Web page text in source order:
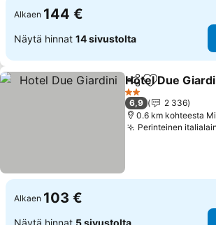
Alkaen 144 €
Näytä hinnat 14 sivustolta
Jaa Lisää
Hotel Due
2 Tähtiluokitus
6,9
2 336
0.6 km kohteesta
Perinteinen
Alkaen 103 €
Näytä hinnat 5 sivustolta